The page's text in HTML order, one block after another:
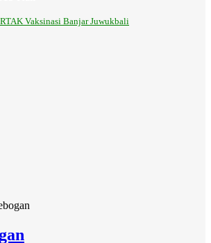
Vaksinasi Banjar Juwukbali